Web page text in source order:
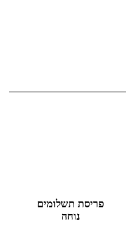
פריסת תשלומים
נוחה